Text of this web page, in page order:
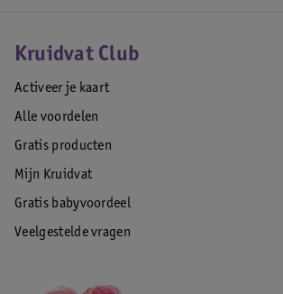
Kruidvat Club
Activeer je kaart
Alle voordelen
Gratis producten
Mijn Kruidvat
Gratis babyvoordeel
Veelgestelde vragen